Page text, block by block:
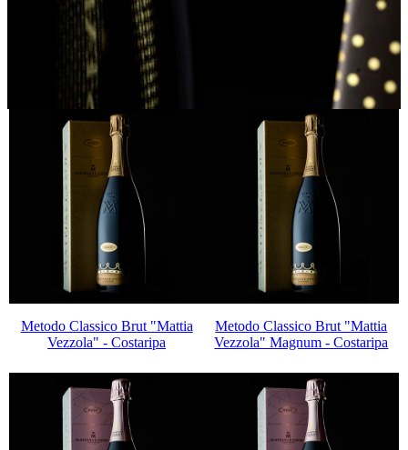
GIFT BOX
Metodo Classico Brut "Mattia
Vezzola" - Costaripa
Metodo Classico Brut "Mattia
Vezzola" Magnum - Costaripa